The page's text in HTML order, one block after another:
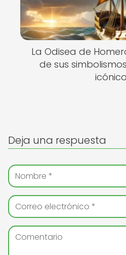
La Odisea de
de sus
Deja una respuesta